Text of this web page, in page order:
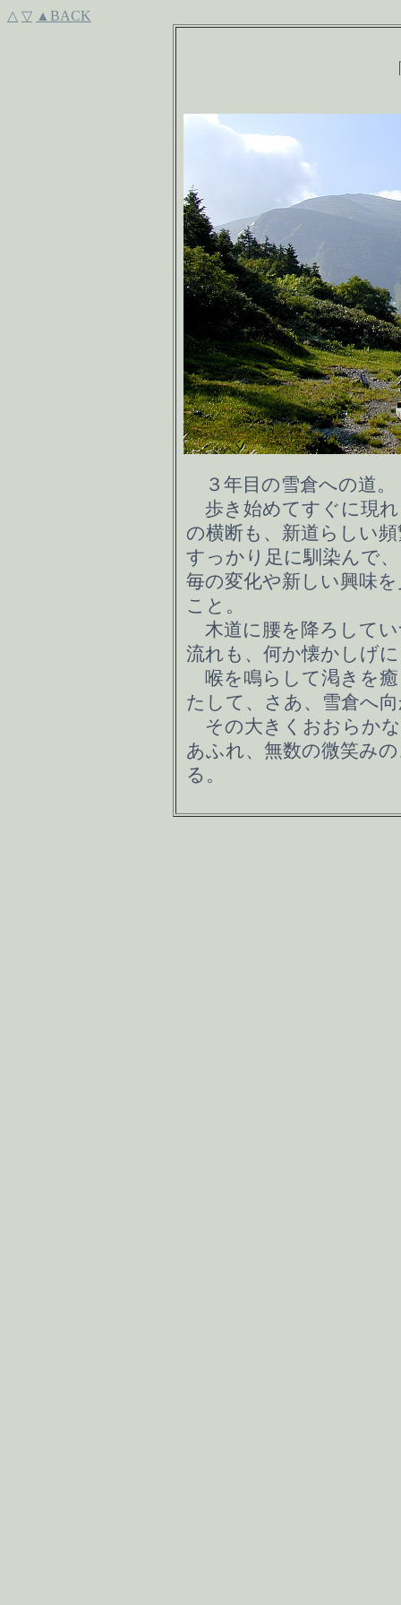
△ ▽ ▲BACK
３年目の雪倉への道。
歩き始めてすぐに現れ
の横断も、新道らしい
すっかり足に馴染んで
毎の変化や新しい興味
こと。
木道に腰を降ろしてい
流れも、何か懐かしげ
喉を鳴らして渇きを癒
たして、さあ、雪倉へ
その大きくおおらか
あふれ、無数の微笑み
る。